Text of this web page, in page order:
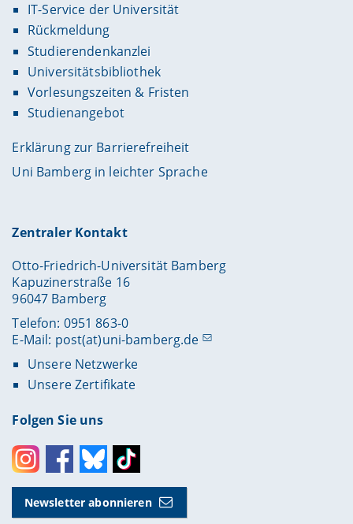
IT-Service der Universität
Rückmeldung
Studierendenkanzlei
Universitätsbibliothek
Vorlesungszeiten & Fristen
Studienangebot
Erklärung zur Barrierefreiheit
Uni Bamberg in leichter Sprache
Zentraler Kontakt
Otto-Friedrich-Universität Bamberg
Kapuzinerstraße 16
96047 Bamberg
Telefon: 0951 863-0
E-Mail: post(at)uni-bamberg.de
Unsere Netzwerke
Unsere Zertifikate
Folgen Sie uns
InstagramFacebookBlueskyToktok
Newsletter abonnieren